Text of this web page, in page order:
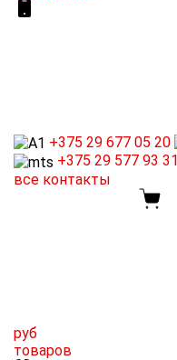
+375 29 677 05 20
+375 29 577 93 31
все контакты
руб
товаров